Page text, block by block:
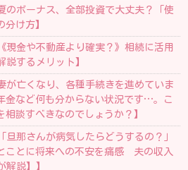
のボーナス、全部投資で大丈夫？「使
分け方】
現金や不動産より確実？》相続に活用
説するメリット】
が亡くなり、各種手続きを進めていま
金など何も分からない状況です…。こ
談すべきなのでしょうか？】
旦那さんが病気したらどうするの？」
ことに将来への不安を痛感 夫の収入
解説】】